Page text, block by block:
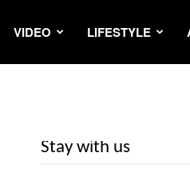
VIDEO LIFESTYLE
Stay with us